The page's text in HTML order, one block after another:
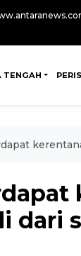
TENGAH
dari